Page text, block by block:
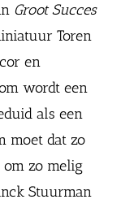
Groot Succes
Toren
en
wordt een
als een
moet dat zo
om zo melig
Stuurman